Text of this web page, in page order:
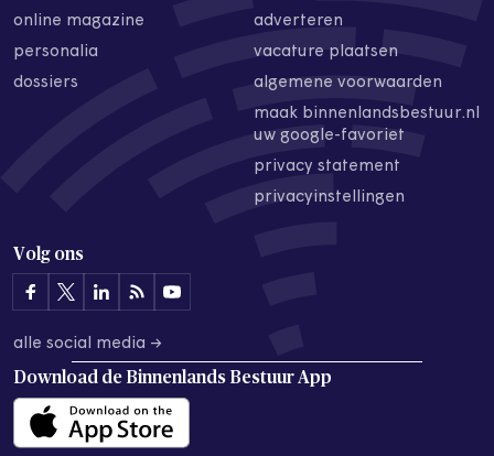
online magazine
personalia
dossiers
adverteren
vacature plaatsen
algemene voorwaarden
maak binnenlandsbestuur.nl
uw google-favoriet
privacy statement
privacyinstellingen
Volg ons
alle social media →
Download de Binnenlands Bestuur App